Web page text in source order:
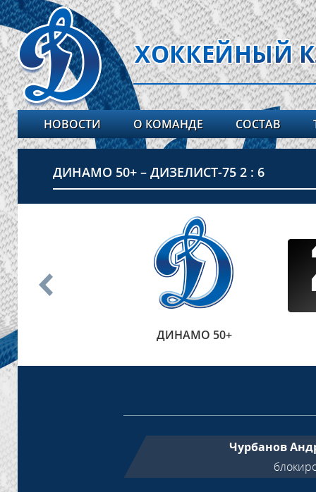
НОВОСТИ О КОМАНДЕ СОСТАВ
ДИНАМО 50+ – ДИЗЕЛИСТ-75 2 : 6
ДИНАМО 50+
Чурбанов